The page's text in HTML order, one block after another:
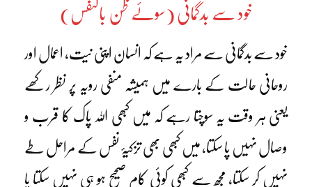
خود سے بدگمانی (سوئے ظن بالنفس)
خود سے بدگمانی سے مراد یہ ہے کہ انسان اپنی نیت، اعمال اور
روحانی حالت کے بارے میں ہمیشہ منفی رویہ پر نظر رکھے
یعنی ہر وقت یہ سوچتا رہے کہ میں کبھی اللہ پاک کا قرب و
وصال نہیں پا سکتا، میں کبھی بھی تزکیۂ نفس کے مراحل طے
نہیں کر سکتا، مجھ سے کبھی کوئی کام صحیح ہو ہی نہیں سکتا یا